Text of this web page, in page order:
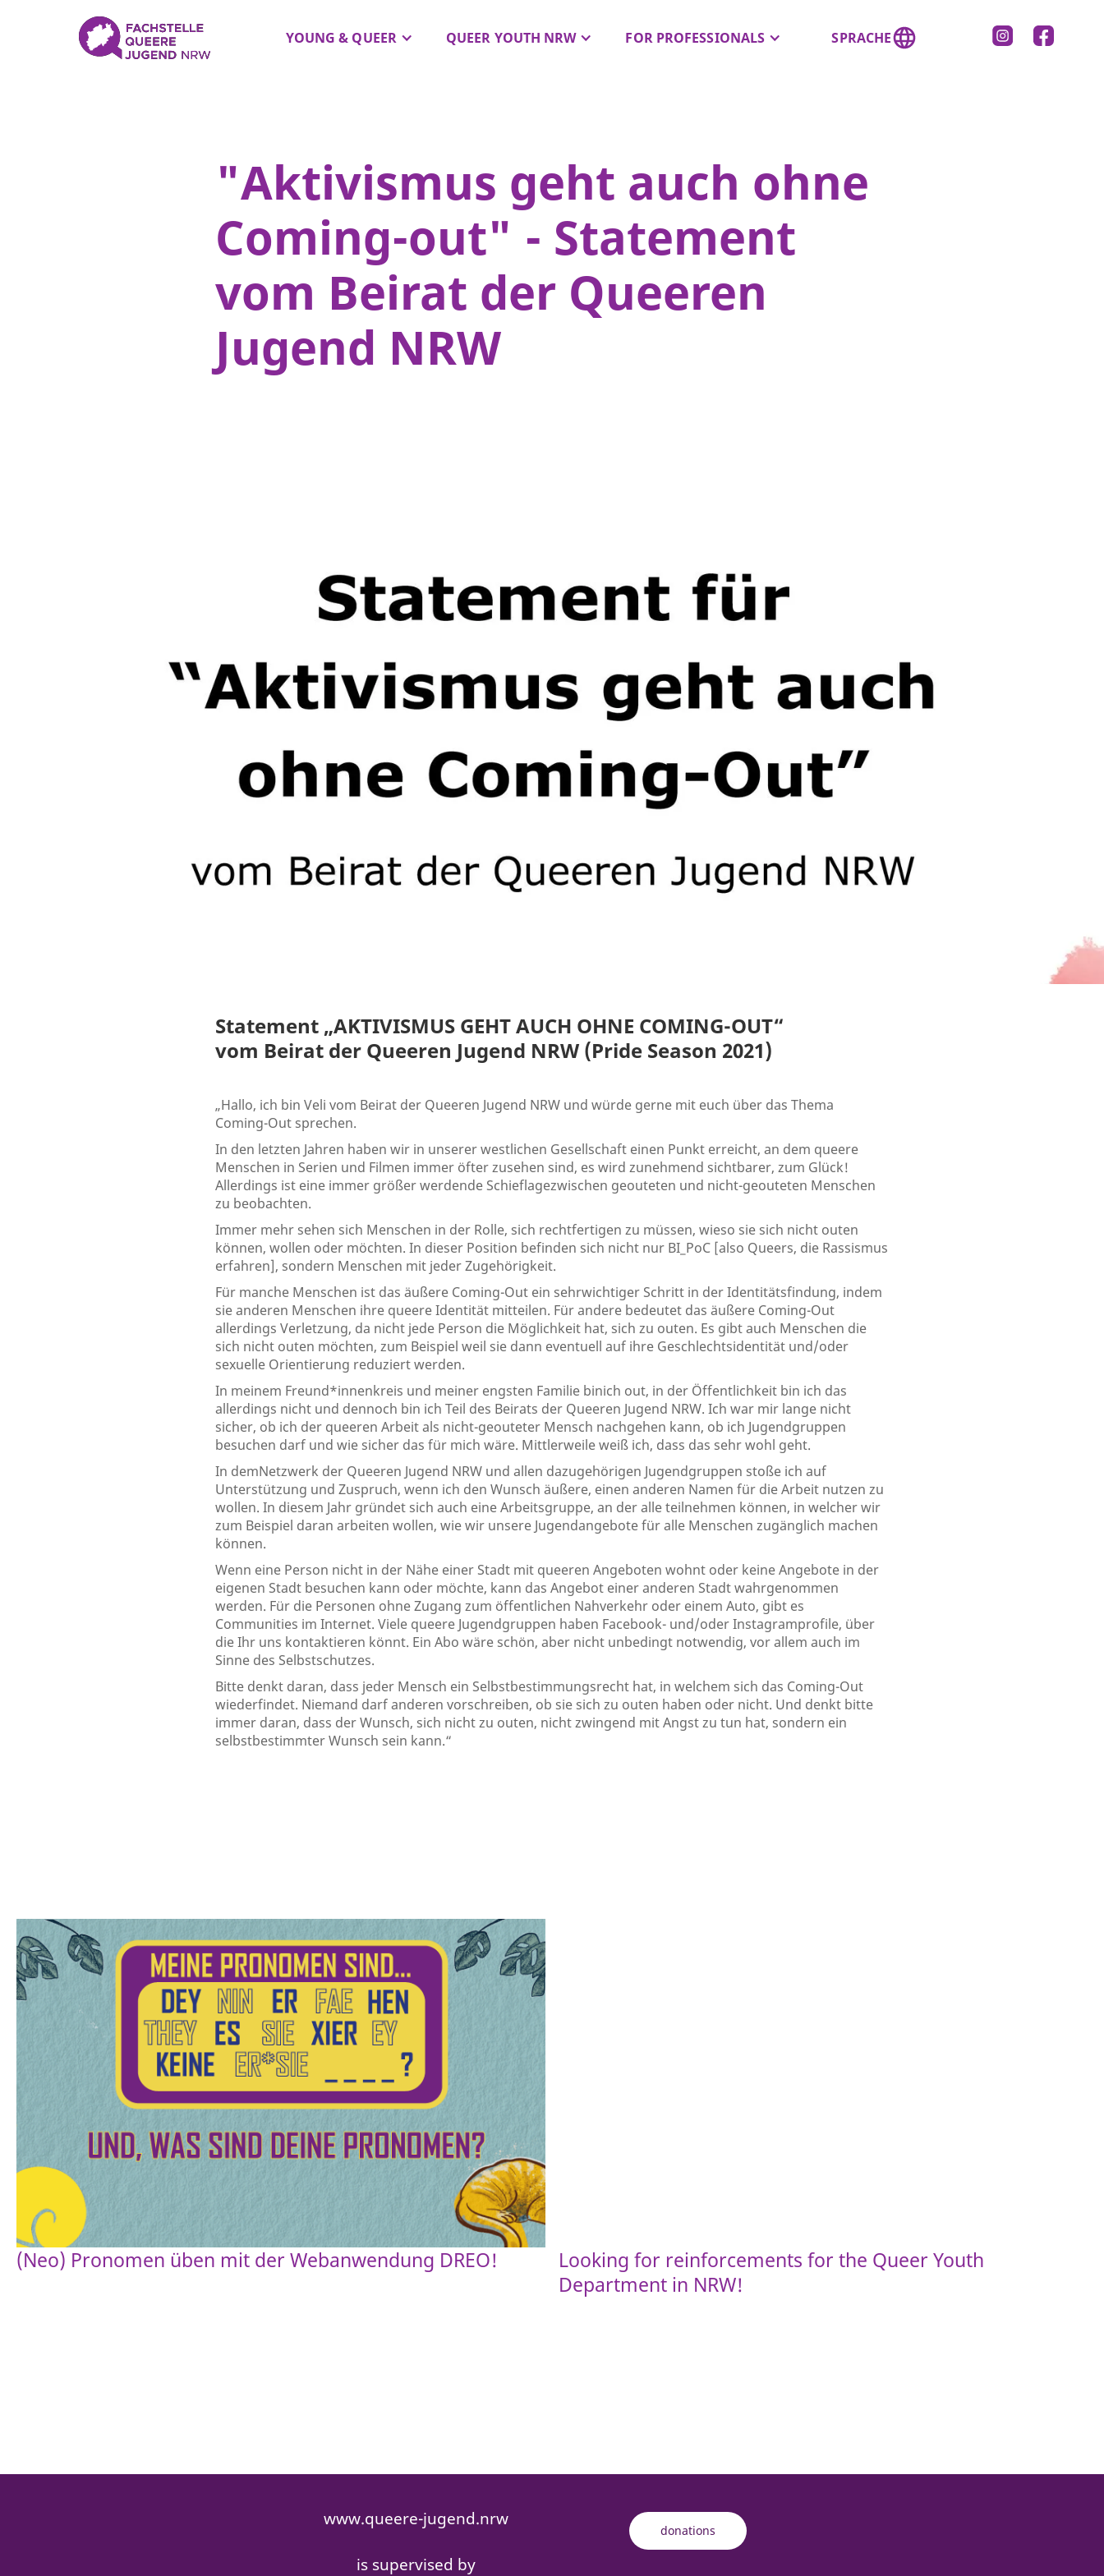
YOUNG & QUEER QUEER YOUTH NRW FOR PROFESSIONALS SPRACHE
"Aktivismus geht auch ohne
Coming-out" - Statement
vom Beirat der Queeren
Jugend NRW
Statement „AKTIVISMUS GEHT AUCH OHNE COMING-OUT“
vom Beirat der Queeren Jugend NRW (Pride Season 2021)
„Hallo, ich bin Veli vom Beirat der Queeren Jugend NRW und würde gerne mit euch über das Thema
Coming-Out sprechen.
In den letzten Jahren haben wir in unserer westlichen Gesellschaft einen Punkt erreicht, an dem queere
Menschen in Serien und Filmen immer öfter zusehen sind, es wird zunehmend sichtbarer, zum Glück!
Allerdings ist eine immer größer werdende Schieflagezwischen geouteten und nicht-geouteten Menschen
zu beobachten.
Immer mehr sehen sich Menschen in der Rolle, sich rechtfertigen zu müssen, wieso sie sich nicht outen
können, wollen oder möchten. In dieser Position befinden sich nicht nur BI_PoC [also Queers, die Rassismus
erfahren], sondern Menschen mit jeder Zugehörigkeit.
Für manche Menschen ist das äußere Coming-Out ein sehrwichtiger Schritt in der Identitätsfindung, indem
sie anderen Menschen ihre queere Identität mitteilen. Für andere bedeutet das äußere Coming-Out
allerdings Verletzung, da nicht jede Person die Möglichkeit hat, sich zu outen. Es gibt auch Menschen die
sich nicht outen möchten, zum Beispiel weil sie dann eventuell auf ihre Geschlechtsidentität und/oder
sexuelle Orientierung reduziert werden.
In meinem Freund*innenkreis und meiner engsten Familie binich out, in der Öffentlichkeit bin ich das
allerdings nicht und dennoch bin ich Teil des Beirats der Queeren Jugend NRW. Ich war mir lange nicht
sicher, ob ich der queeren Arbeit als nicht-geouteter Mensch nachgehen kann, ob ich Jugendgruppen
besuchen darf und wie sicher das für mich wäre. Mittlerweile weiß ich, dass das sehr wohl geht.
In demNetzwerk der Queeren Jugend NRW und allen dazugehörigen Jugendgruppen stoße ich auf
Unterstützung und Zuspruch, wenn ich den Wunsch äußere, einen anderen Namen für die Arbeit nutzen zu
wollen. In diesem Jahr gründet sich auch eine Arbeitsgruppe, an der alle teilnehmen können, in welcher wir
zum Beispiel daran arbeiten wollen, wie wir unsere Jugendangebote für alle Menschen zugänglich machen
können.
Wenn eine Person nicht in der Nähe einer Stadt mit queeren Angeboten wohnt oder keine Angebote in der
eigenen Stadt besuchen kann oder möchte, kann das Angebot einer anderen Stadt wahrgenommen
werden. Für die Personen ohne Zugang zum öffentlichen Nahverkehr oder einem Auto, gibt es
Communities im Internet. Viele queere Jugendgruppen haben Facebook- und/oder Instagramprofile, über
die Ihr uns kontaktieren könnt. Ein Abo wäre schön, aber nicht unbedingt notwendig, vor allem auch im
Sinne des Selbstschutzes.
Bitte denkt daran, dass jeder Mensch ein Selbstbestimmungsrecht hat, in welchem sich das Coming-Out
wiederfindet. Niemand darf anderen vorschreiben, ob sie sich zu outen haben oder nicht. Und denkt bitte
immer daran, dass der Wunsch, sich nicht zu outen, nicht zwingend mit Angst zu tun hat, sondern ein
selbstbestimmter Wunsch sein kann.“
(Neo) Pronomen üben mit der Webanwendung DREO!
Looking for reinforcements for the Queer Youth
Department in NRW!
www.queere-jugend.nrw
is supervised by
donations